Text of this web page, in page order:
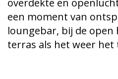
overdekte en
een moment van
loungebar, bij de
terras als het weer het